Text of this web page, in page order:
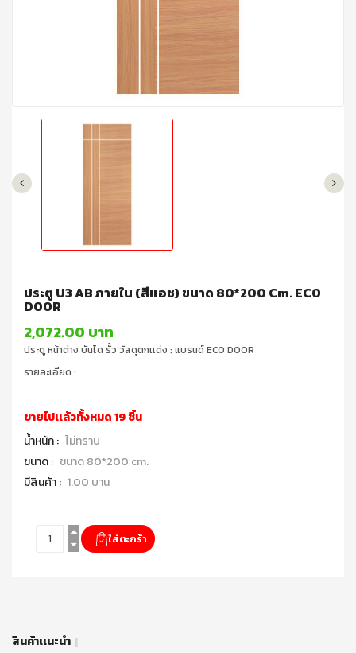
ประตู U3 AB ภายใน (สีแอช) ขนาด 80*200 Cm. ECO
DOOR
2,072.00 บาท
ประตู หน้าต่าง บันได รั้ว วัสดุตกเเต่ง : แบรนด์ ECO DOOR
รายละเอียด :
ขายไปเเล้วทั้งหมด 19 ชิ้น
น้ำหนัก : ไม่ทราบ
ขนาด : ขนาด 80*200 cm.
มีสินค้า : 1.00 บาน
สินค้าเเนะนำ